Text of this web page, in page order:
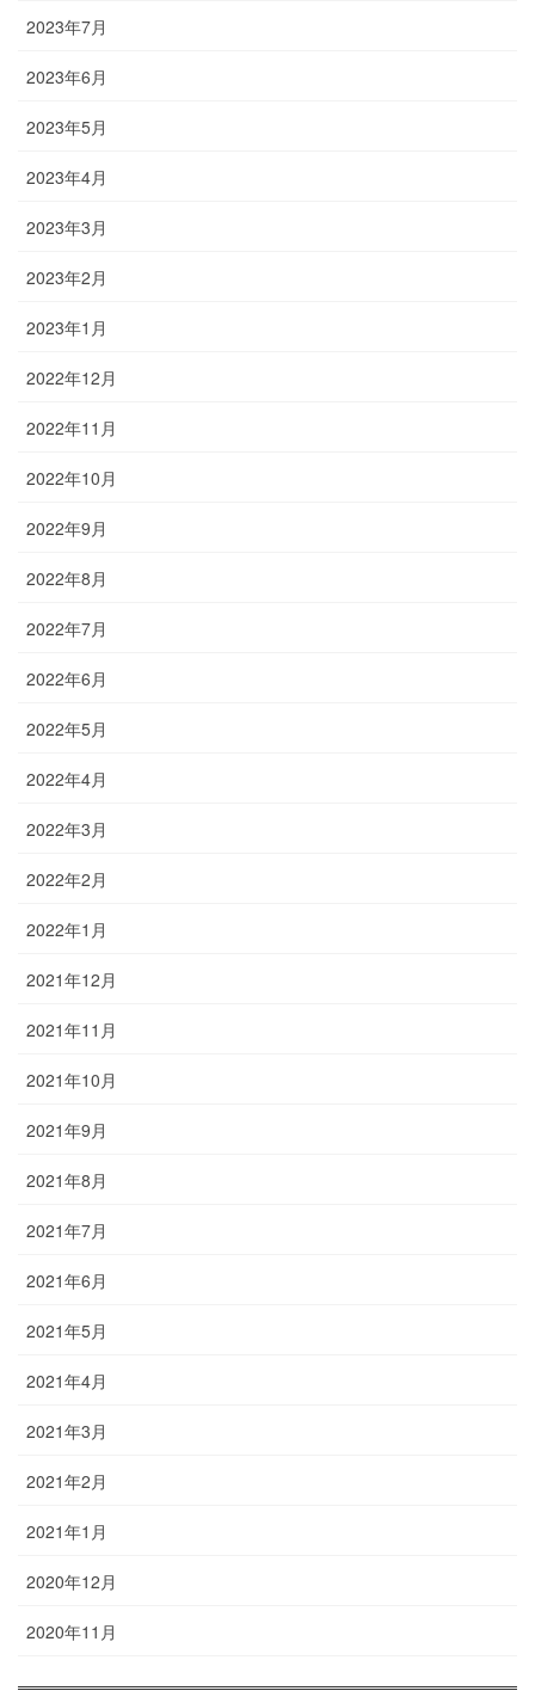
2023年7月
2023年6月
2023年5月
2023年4月
2023年3月
2023年2月
2023年1月
2022年12月
2022年11月
2022年10月
2022年9月
2022年8月
2022年7月
2022年6月
2022年5月
2022年4月
2022年3月
2022年2月
2022年1月
2021年12月
2021年11月
2021年10月
2021年9月
2021年8月
2021年7月
2021年6月
2021年5月
2021年4月
2021年3月
2021年2月
2021年1月
2020年12月
2020年11月